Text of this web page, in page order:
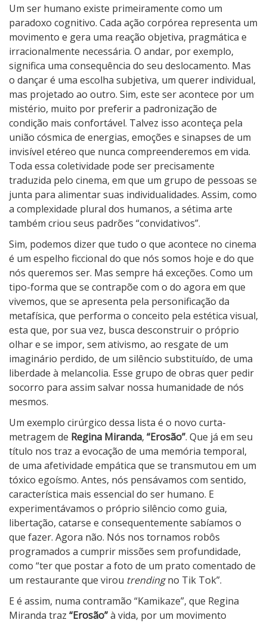
E
r
o
s
ã
o
Um ser humano existe primeiramente como um
paradoxo cognitivo. Cada ação corpórea representa um
movimento e gera uma reação objetiva, pragmática e
irracionalmente necessária. O andar, por exemplo,
significa uma consequência do seu deslocamento. Mas
o dançar é uma escolha subjetiva, um querer individual,
mas projetado ao outro. Sim, este ser acontece por um
mistério, muito por preferir a padronização de
condição mais confortável. Talvez isso aconteça pela
união cósmica de energias, emoções e sinapses de um
invisível etéreo que nunca compreenderemos em vida.
Toda essa coletividade pode ser precisamente
traduzida pelo cinema, em que um grupo de pessoas se
junta para alimentar suas individualidades. Assim, como
a complexidade plural dos humanos, a sétima arte
também criou seus padrões “convidativos”.
Sim, podemos dizer que tudo o que acontece no cinema
é um espelho ficcional do que nós somos hoje e do que
nós queremos ser. Mas sempre há exceções. Como um
tipo-forma que se contrapõe com o do agora em que
vivemos, que se apresenta pela personificação da
metafísica, que performa o conceito pela estética visual,
esta que, por sua vez, busca desconstruir o próprio
olhar e se impor, sem ativismo, ao resgate de um
imaginário perdido, de um silêncio substituído, de uma
liberdade à melancolia. Esse grupo de obras quer pedir
socorro para assim salvar nossa humanidade de nós
mesmos.
Um exemplo cirúrgico dessa lista é o novo curta-
metragem de Regina Miranda, “Erosão”. Que já em seu
título nos traz a evocação de uma memória temporal,
de uma afetividade empática que se transmutou em um
tóxico egoísmo. Antes, nós pensávamos com sentido,
característica mais essencial do ser humano. E
experimentávamos o próprio silêncio como guia,
libertação, catarse e consequentemente sabíamos o
que fazer. Agora não. Nós nos tornamos robôs
programados a cumprir missões sem profundidade,
como “ter que postar a foto de um prato comentado de
um restaurante que virou trendingno Tik Tok”.
E é assim, numa contramão “Kamikaze”, que Regina
Miranda traz “Erosão”à vida, por um movimento